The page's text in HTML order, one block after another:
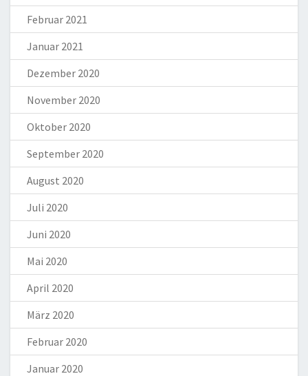
Februar 2021
Januar 2021
Dezember 2020
November 2020
Oktober 2020
September 2020
August 2020
Juli 2020
Juni 2020
Mai 2020
April 2020
März 2020
Februar 2020
Januar 2020